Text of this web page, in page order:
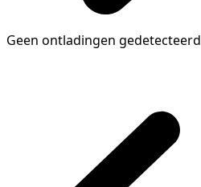
Geen ontladingen gedetecteerd